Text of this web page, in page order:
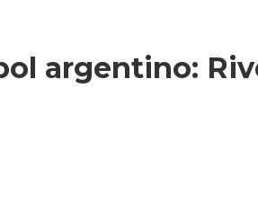
argentino: